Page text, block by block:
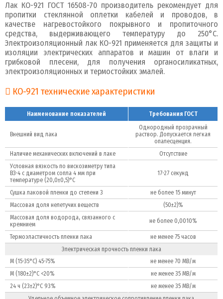
Лак КО-921 ГОСТ 16508-70 производитель рекомендует для
пропитки стеклянной оплетки кабелей и проводов, в
качестве нагревостойкого покрывного и пропиточного
средства, выдерживающего температуру до 250°С.
Электроизоляционный лак КО-921 применяется для защиты и
изоляции электрических аппаратов и машин от влаги и
грибковой плесени, для получения органосиликатных,
электроизоляционных и термостойких эмалей.
КО-921 технические характеристики
Наименование показателей Требования ГОСТ
Внешний вид лака
Однородный прозрачный
раствор. Допускается легкая
опалесценция.
Наличие механических включений в лаке
Отсутствие
Условная вязкость по вискозиметру типа
ВЗ-4 с диаметром сопла 4 мм при
температуре (20,0±0,5)°С
17-27 секунд
Сушка лаковой пленки до степени 3
не более 15 минут
Массовая доля нелетучих веществ
(50±2)%
Массовая доля водорода, связанного с
кремнием
не более 0,0010%
Термоэластичность пленки лака
не менее 75 часов
Электрическая прочность пленки лака
М (15-35°С) 45-75%
не менее 70 МВ/м
М (180±2)°С <20%
не менее 35 МВ/м
24 ч (23±2)°С 93%
не менее 35 МВ/м